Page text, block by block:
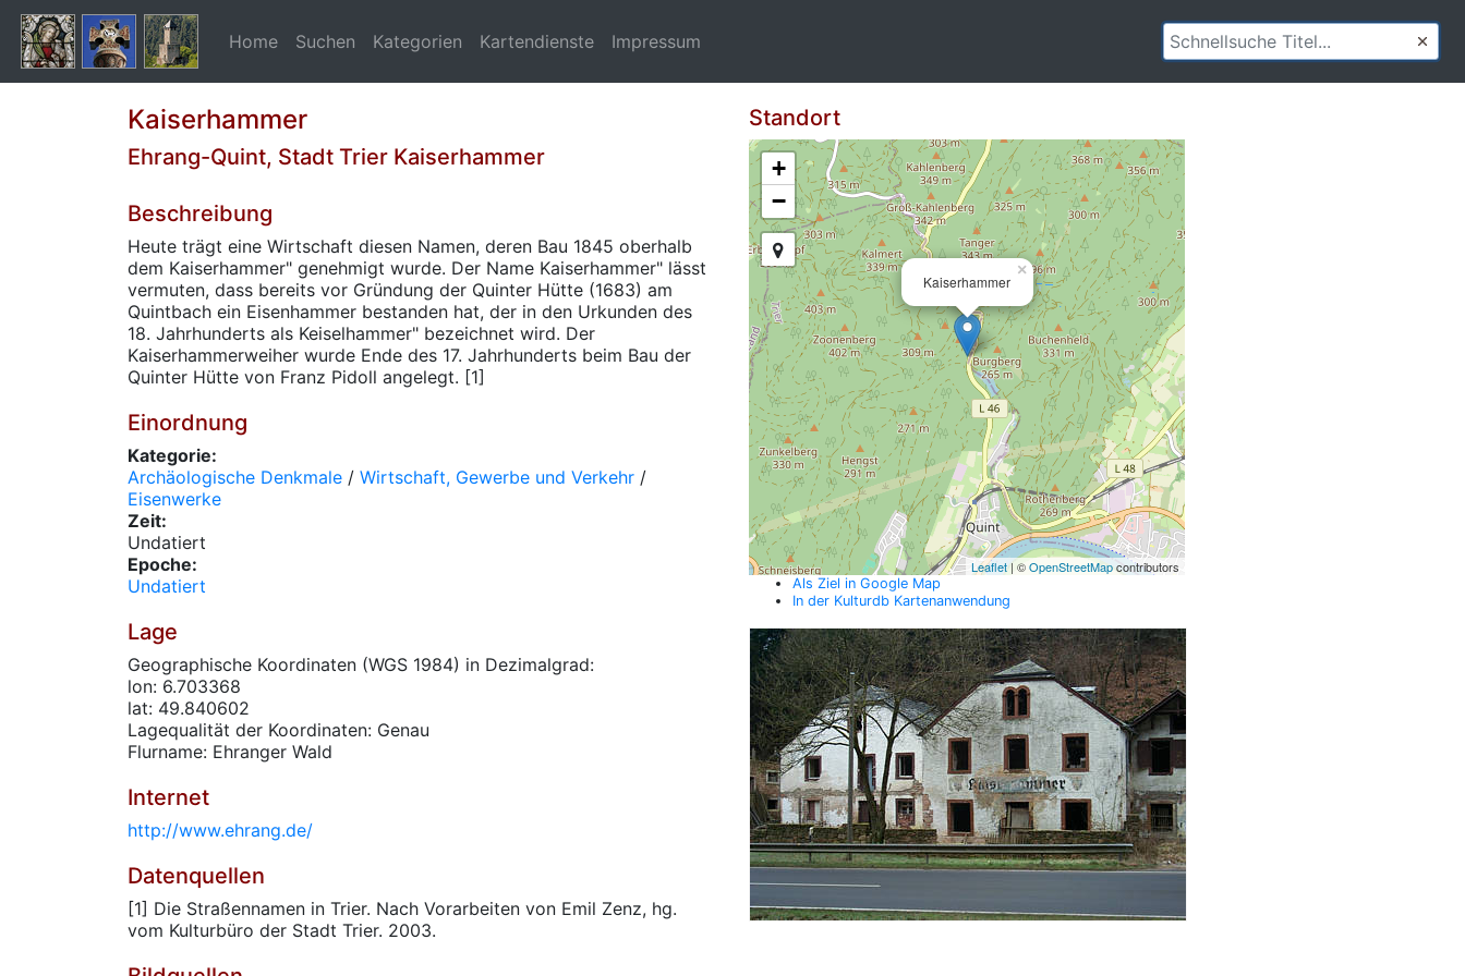
Home Suchen Kategorien Kartendienste Impressum
Kaiserhammer
Ehrang-Quint, Stadt Trier Kaiserhammer
Beschreibung
Heute trägt eine Wirtschaft diesen Namen, deren Bau 1845 oberhalb
dem Kaiserhammer" genehmigt wurde. Der Name Kaiserhammer" lässt
vermuten, dass bereits vor Gründung der Quinter Hütte (1683) am
Quintbach ein Eisenhammer bestanden hat, der in den Urkunden des
18. Jahrhunderts als Keiselhammer" bezeichnet wird. Der
Kaiserhammerweiher wurde Ende des 17. Jahrhunderts beim Bau der
Quinter Hütte von Franz Pidoll angelegt. [1]
Einordnung
Kategorie:
Archäologische Denkmale / Wirtschaft, Gewerbe und Verkehr /
Eisenwerke
Zeit:
Undatiert
Epoche:
Undatiert
Lage
Geographische Koordinaten (WGS 1984) in Dezimalgrad:
lon: 6.703368
lat: 49.840602
Lagequalität der Koordinaten: Genau
Flurname: Ehranger Wald
Internet
http://www.ehrang.de/
Datenquellen
[1] Die Straßennamen in Trier. Nach Vorarbeiten von Emil Zenz, hg.
vom Kulturbüro der Stadt Trier. 2003.
Standort
Kaiserhammer
×
+
−
Leaflet| ©OpenStreetMapcontributors
Als Ziel in Google Map
In der Kulturdb Kartenanwendung